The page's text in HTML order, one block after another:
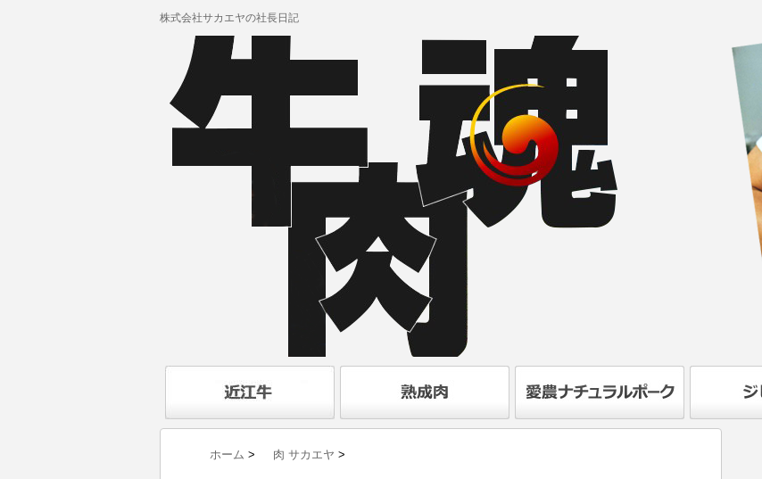
株式会社サカエヤの社長日記
ホーム > 肉 サカエヤ >